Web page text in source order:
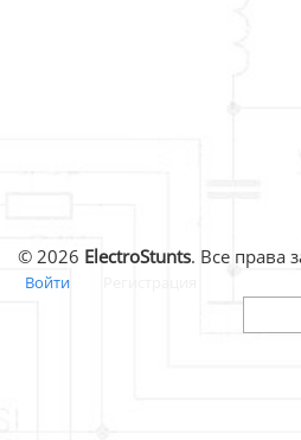
© 2026 ElectroStunts. Все права
Войти